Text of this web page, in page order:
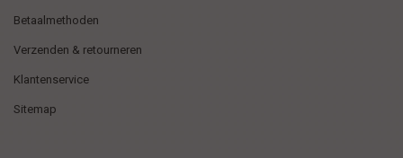
Betaalmethoden
Verzenden & retourneren
Klantenservice
Sitemap